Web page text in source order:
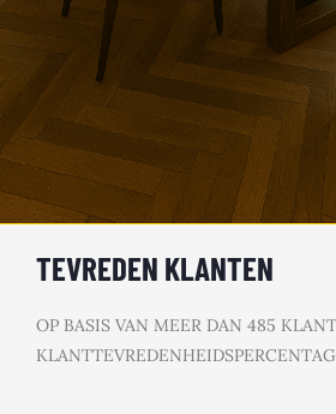
TEVREDEN KLANTEN
OP BASIS VAN MEER DAN 485